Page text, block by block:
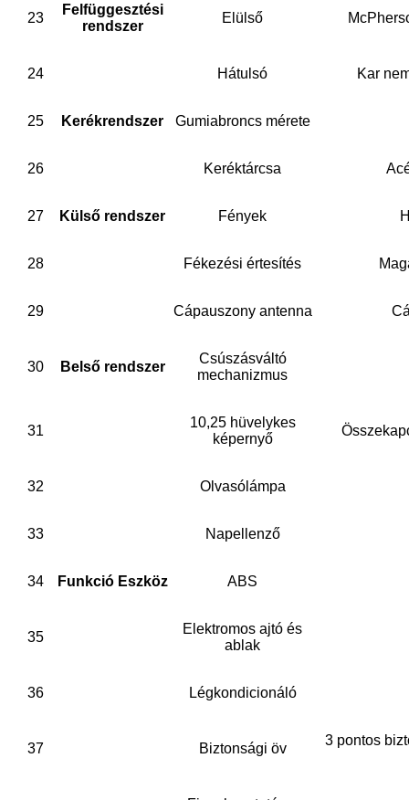
23
Felfüggesztési
rendszer
Elülső
24 Hátulsó Kar
25 Kerékrendszer Gumiabroncs mérete
26 Keréktárcsa
27 Külső rendszer Fények
28 Fékezési értesítés
29 Cápauszony antenna
30 Belső rendszer
Csúszásváltó
mechanizmus
31
10,25 hüvelykes
képernyő
32 Olvasólámpa
33 Napellenző
34 Funkció Eszköz ABS
35
Elektromos ajtó és
ablak
36 Légkondicionáló
37 Biztonsági öv
3 pontos